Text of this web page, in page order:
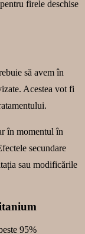
firele deschise
să avem în
Acestea vot fi
în momentul în
secundare
sau modificările
95%